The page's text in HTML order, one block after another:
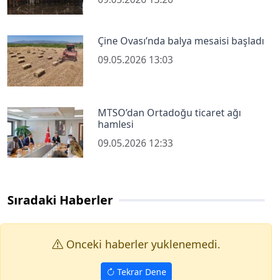
Çine Ovası’nda balya mesaisi başladı
09.05.2026 13:03
MTSO’dan Ortadoğu ticaret ağı
hamlesi
09.05.2026 12:33
Sıradaki Haberler
Onceki haberler yuklenemedi.
Tekrar Dene